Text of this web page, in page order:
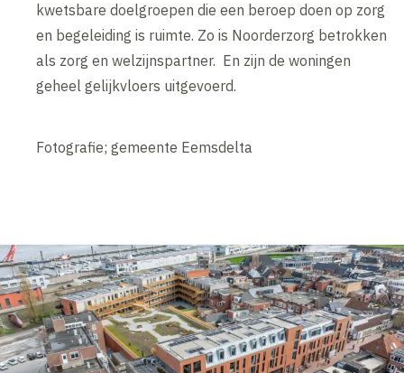
kwetsbare doelgroepen die een beroep doen op zorg
en begeleiding is ruimte. Zo is Noorderzorg betrokken
als zorg en welzijnspartner. En zijn de woningen
geheel gelijkvloers uitgevoerd.
Fotografie; gemeente Eemsdelta